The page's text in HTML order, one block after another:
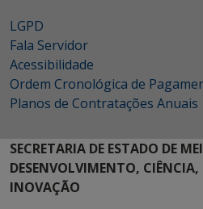
LGPD
Fala Servidor
Acessibilidade
Ordem Cronológica de
Planos de Contratações Anuais
SECRETARIA DE ESTADO DE
DESENVOLVIMENTO,
INOVAÇÃO